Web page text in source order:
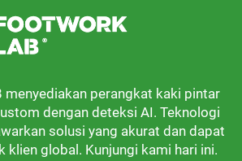
menyediakan perangkat kaki pintar
dengan deteksi AI. Teknologi
solusi yang akurat dan dapat
klien global. Kunjungi kami hari ini.